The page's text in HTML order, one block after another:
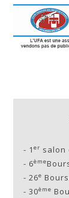
- 1er salon
- 6ème
-26e
-30ème